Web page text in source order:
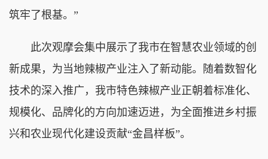
筑牢了根基。”
此次观摩会集中展示了我市在智慧农业领域的创
新成果，为当地辣椒产业注入了新动能。随着数智化
技术的深入推广，我市特色辣椒产业正朝着标准化、
规模化、品牌化的方向加速迈进，为全面推进乡村振
兴和农业现代化建设贡献“金昌样板”。